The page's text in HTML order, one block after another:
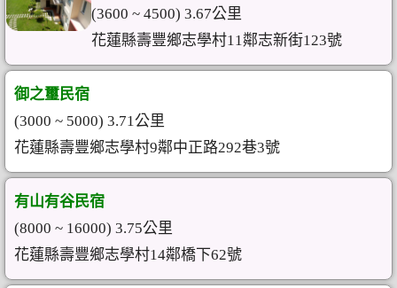
(3600 ~ 4500) 3.67公里
花蓮縣壽豐鄉志學村11鄰志新街123號
御之璽民宿
(3000 ~ 5000) 3.71公里
花蓮縣壽豐鄉志學村9鄰中正路292巷3號
有山有谷民宿
(8000 ~ 16000) 3.75公里
花蓮縣壽豐鄉志學村14鄰橋下62號